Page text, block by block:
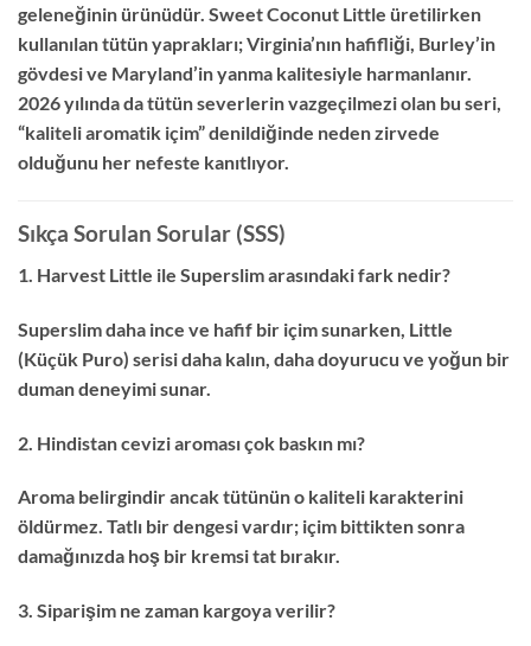
geleneğinin ürünüdür. Sweet Coconut Little üretilirken
kullanılan tütün yaprakları; Virginia’nın hafifliği, Burley’in
gövdesi ve Maryland’in yanma kalitesiyle harmanlanır.
2026 yılında da tütün severlerin vazgeçilmezi olan bu seri,
“kaliteli aromatik içim” denildiğinde neden zirvede
olduğunu her nefeste kanıtlıyor.
Sıkça Sorulan Sorular (SSS)
1. Harvest Little ile Superslim arasındaki fark nedir?
Superslim daha ince ve hafif bir içim sunarken, Little
(Küçük Puro) serisi daha kalın, daha doyurucu ve yoğun bir
duman deneyimi sunar.
2. Hindistan cevizi aroması çok baskın mı?
Aroma belirgindir ancak tütünün o kaliteli karakterini
öldürmez. Tatlı bir dengesi vardır; içim bittikten sonra
damağınızda hoş bir kremsi tat bırakır.
3. Siparişim ne zaman kargoya verilir?